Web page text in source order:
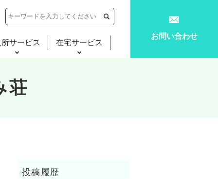
サービス 在宅サービス
お問い合わせ
荘